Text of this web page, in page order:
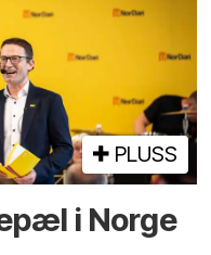
PLUSS
i Norge